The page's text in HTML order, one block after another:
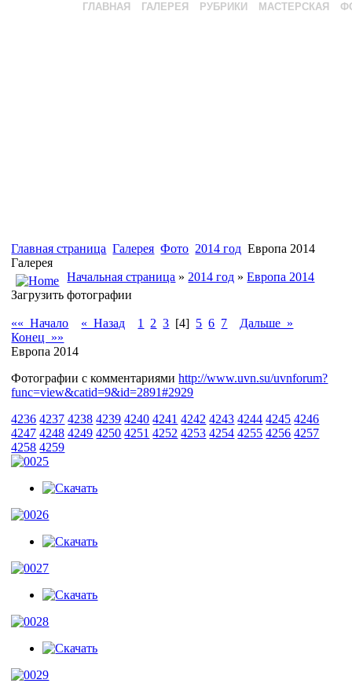
ГЛАВНАЯ ГАЛЕРЕЯ РУБРИКИ МАСТЕРСКАЯ
Главная страница Галерея Фото 2014 год Европа 2014
Галерея
Начальная страница » 2014 год »Европа 2014
Загрузить фотографии
«« Начало « Назад 1 2 3 [4] 5 6 7
Дальше »
Конец »»
Европа 2014
Фотографии с комментариямиhttp://www.uvn.su/uvnforum?
func=view&catid=9&id=2891#2929
4236 4237 4238 4239 4240 4241 4242 4243 4244 4245 4246
4247 4248 4249 4250 4251 4252 4253 4254 4255 4256 4257
4258 4259